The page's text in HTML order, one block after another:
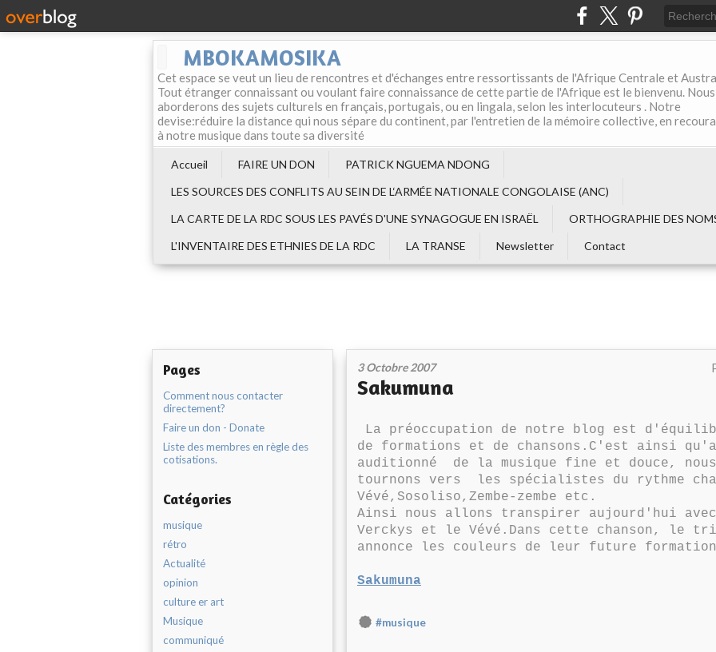
MBOKAMOSIKA
Cet espace se veut un lieu de rencontres et d'échanges entre ressortissants de l'Afrique Centrale et
Tout étranger connaissant ou voulant faire connaissance de cette partie de l'Afrique est le bienvenu.
aborderons des sujets culturels en français, portugais, ou en lingala, selon les interlocuteurs . Notre
devise:réduire la distance qui nous sépare du continent, par l'entretien de la mémoire collective, en
à notre musique dans toute sa diversité
Accueil FAIRE UN DON
PATRICK NGUEMA NDONG
LES SOURCES DES CONFLITS AU SEIN DE L‘ARMÉE NATIONALE CONGOLAISE (ANC)
LA CARTE DE LA RDC SOUS LES PAVÉS D'UNE SYNAGOGUE EN ISRAËL
ORTHOGRAPHIE DES
L'INVENTAIRE DES ETHNIES DE LA RDC
LA TRANSE Newsletter Contact
Pages
Comment nous contacter
directement?
Faire un don - Donate
Liste des membres en règle des
cotisations.
Catégories
musique
rétro
Actualité
opinion
culture er art
Musique
communiqué
3 Octobre 2007
Sakumuna
La préoccupation de notre blog est
de formations et de chansons.C'est ainsi
auditionné de la musique fine et douce, nous
tournons vers les spécialistes du rythme
Vévé,Sosoliso,Zembe-zembe etc.
Ainsi nous allons transpirer aujourd'hui avec
Verckys et le Vévé.Dans cette chanson, le trio
annonce les couleurs de leur future
Sakumuna
#musique